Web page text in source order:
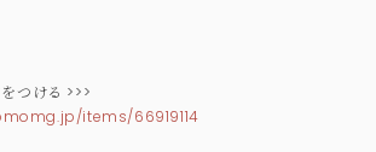
つける >>>
items/66919114